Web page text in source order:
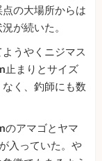
の大場所からは
が続いた。
うやくニジマス
止まりとサイズ
く、釣師にも数
のアマゴとヤマ
入っていた。や